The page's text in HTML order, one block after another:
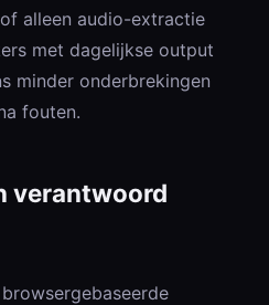
alleen audio-extractie
met dagelijkse output
minder onderbrekingen
fouten.
verantwoord